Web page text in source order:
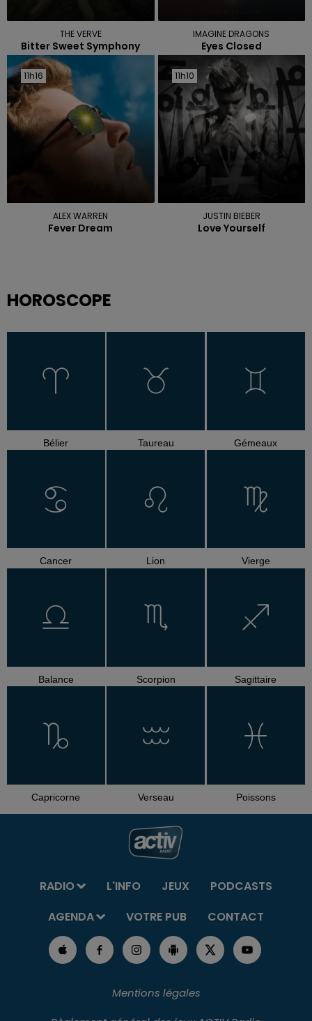
THE VERVE
Bitter Sweet Symphony
IMAGINE DRAGONS
Eyes Closed
11h16
11h16
ALEX WARREN
Fever Dream
11h10
11h10
JUSTIN BIEBER
Love Yourself
HOROSCOPE
Bélier Taureau Gémeaux
Cancer Lion Vierge
Balance Scorpion Sagittaire
Capricorne Verseau Poissons
RADIO L'INFO JEUX
PODCASTS
AGENDA
VOTRE PUB CONTACT
Mentions légales